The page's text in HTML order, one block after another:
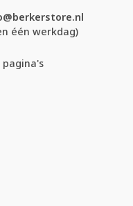
één werkdag)
pagina's